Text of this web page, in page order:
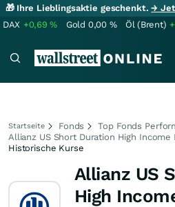
🎁 Ihre Lieblingsaktie geschenkt.→
DAX +0,69% Gold 0,00 % Öl (Brent)
Startseite Fonds
Top Fonds
Allianz US Short Duration High Income
Historische Kurse
Allianz US
High